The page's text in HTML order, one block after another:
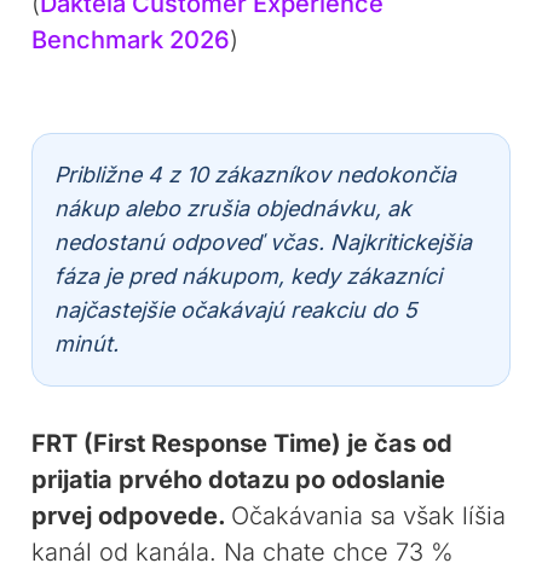
Benchmark 2026)
Približne 4 z 10 zákazníkov nedokončia
nákup alebo zrušia objednávku, ak
nedostanú odpoveď včas. Najkritickejšia
fáza je pred nákupom, kedy zákazníci
najčastejšie očakávajú reakciu do 5
minút.
FRT (First Response Time) je čas od
prijatia prvého dotazu po odoslanie
prvej odpovede. Očakávania sa však líšia
kanál od kanála. Na chate chce 73 %